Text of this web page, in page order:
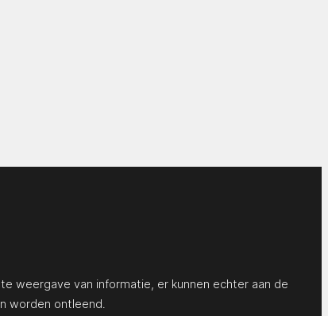
weergave van informatie, er kunnen echter aan de
worden ontleend.